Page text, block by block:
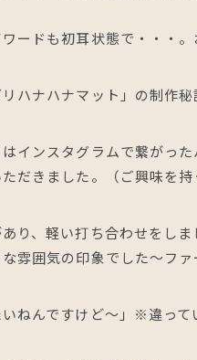
ワードも初耳状態で・・・。
ハナハナマット」の制作
インスタグラムで繋がっ
だきました。（ご興味を持
り、軽い打ち合わせをしま
な雰囲気の印象でした～フ
いねんですけど～」※違っ